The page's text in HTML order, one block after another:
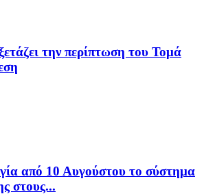
την περίπτωση του Τομά
από 10 Αυγούστου το σύστημα
στους...